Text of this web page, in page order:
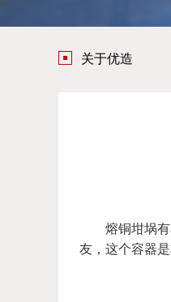
关于优造
熔铜坩埚有着
友，这个容器